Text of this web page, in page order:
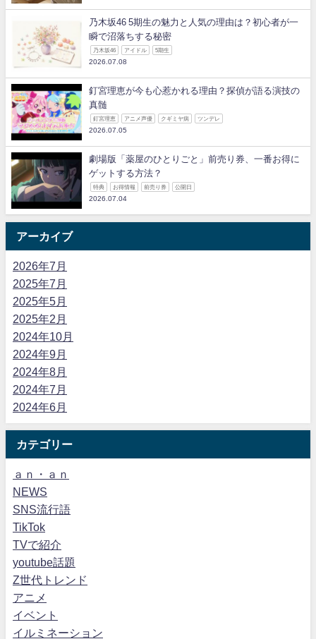
乃木坂46 5期生の魅力と人気の理由は？初心者が一
瞬で沼落ちする秘密
乃木坂46 アイドル 5期生
2026.07.08
釘宮理恵が今も心惹かれる理由？探偵が語る演技の
真髄
釘宮理恵 アニメ声優 クギミヤ病 ツンデレ
2026.07.05
劇場版「薬屋のひとりごと」前売り券、一番お得に
ゲットする方法？
特典 お得情報 前売り券 公開日
2026.07.04
アーカイブ
2026年7月
2025年7月
2025年5月
2025年2月
2024年10月
2024年9月
2024年8月
2024年7月
2024年6月
カテゴリー
ａｎ・ａｎ
NEWS
SNS流行語
TikTok
TVで紹介
youtube話題
Z世代トレンド
アニメ
イベント
イルミネーション